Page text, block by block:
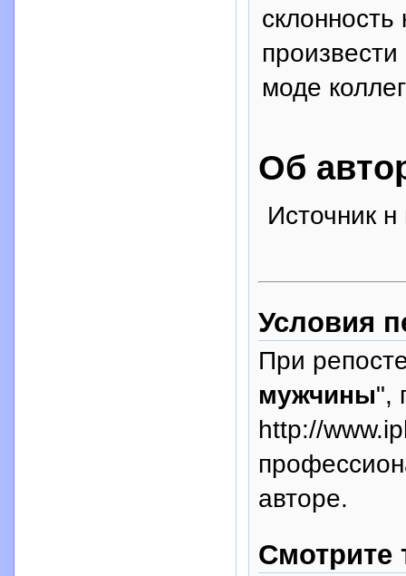
моде
Об
Источник н
Условия
При
мужчины",
http://
авторе.
Смотрите